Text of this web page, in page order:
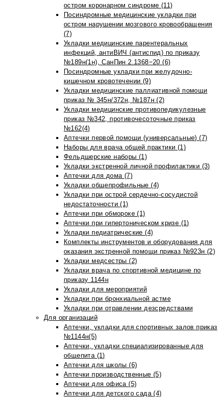
остром коронарном синдроме (11)
Посиндромные медицинские укладки при
остром нарушении мозгового кровообращения
(7)
Укладки медицинские парентеральных
инфекций, антиВИЧ (антиспид) по приказу
№189н(1н), СанПин 2.1368−20 (6)
Посиндромные укладки при желудочно-
кишечном кровотечении (9)
Укладки медицинские паллиативной помощи
приказ № 345н/372н, №187н (2)
Укладки медицинские противопедикулезные
приказ №342, противочесоточные приказ
№162(4)
Аптечки первой помощи (универсальные) (7)
Наборы для врача общей практики (1)
Фельдшерские наборы (1)
Укладки экстренной личной профилактики (3)
Аптечки для дома (7)
Укладки общепрофильные (4)
Укладки при острой сердечно-сосудистой
недостаточности (1)
Аптечки при обмороке (1)
Аптечки при гипертоническом кризе (1)
Укладки педиатрические (4)
Комплекты инструментов и оборудования для
оказания экстренной помощи приказ №923н (2)
Укладки медсестры (2)
Укладки врача по спортивной медицине по
приказу 1144н
Укладки для мероприятий
Укладки при бронхиальной астме
Укладки при отравлении дезсредствами
Для организаций
Аптечки, укладки для спортивных залов приказ
№1144н(5)
Аптечки, укладки специализированные для
общепита (1)
Аптечки для школы (6)
Аптечки производственные (5)
Аптечки для офиса (5)
Аптечки для детского сада (4)